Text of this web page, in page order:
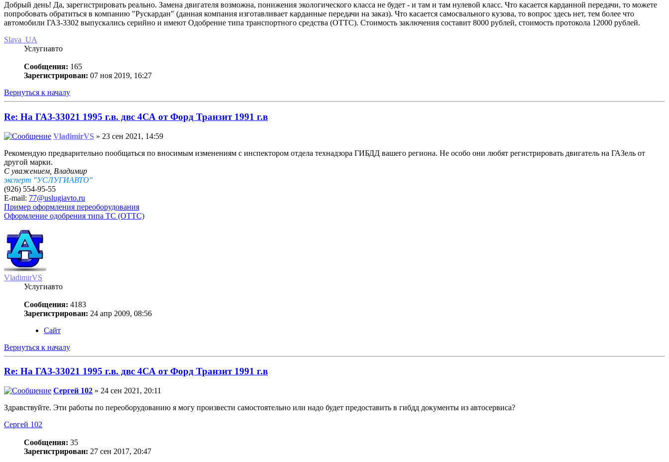
Добрый день! Да, зарегистрировать реально. Замена двигателя возможна, понижения экологического класса не будет - и там и там нулевой класс. Что касается карданной передачи, то можете
попробовать обратиться в компанию "Рускардан" (данная компания изготавливает карданные передачи на заказ). Что касается самосвального кузова, то вопрос здесь нет, тем более что
автомобили ГАЗ-3302 выпускались серийно и имеют Одобрение типа транспортного средства (ОТТС). Стоимость заключения составит 8000 рублей, стоимость протокола 12000 рублей.
Slava_UA
Услугиавто
Сообщения: 165
Зарегистрирован: 07 ноя 2019, 16:27
Вернуться к началу
Re: На ГАЗ-33021 1995 г.в. двс 4СА от Форд Транзит 1991 г.в
VladimirVS » 23 сен 2021, 14:59
Рекомендую предварительно пообщаться по вносимым изменениям с инспектором отдела технадзора ГИБДД вашего региона. Не особо они любят регистрировать двигатель на ГАЗель от
другой марки.
С уважением, Владимир
эксперт "УСЛУГИАВТО"
(926) 554-95-55
E-mail: 77@uslugiavto.ru
Пример оформления переоборудования
Оформление одобрения типа ТС (ОТТС)
VladimirVS
Услугиавто
Сообщения: 4183
Зарегистрирован: 24 апр 2009, 08:56
Сайт
Вернуться к началу
Re: На ГАЗ-33021 1995 г.в. двс 4СА от Форд Транзит 1991 г.в
Сергей 102 » 24 сен 2021, 20:11
Здравствуйте. Эти работы по переоборудованию я могу произвести самостоятельно или надо будет предоставить в гибдд документы из автосервиса?
Сергей 102
Сообщения: 35
Зарегистрирован: 27 сен 2017, 20:47